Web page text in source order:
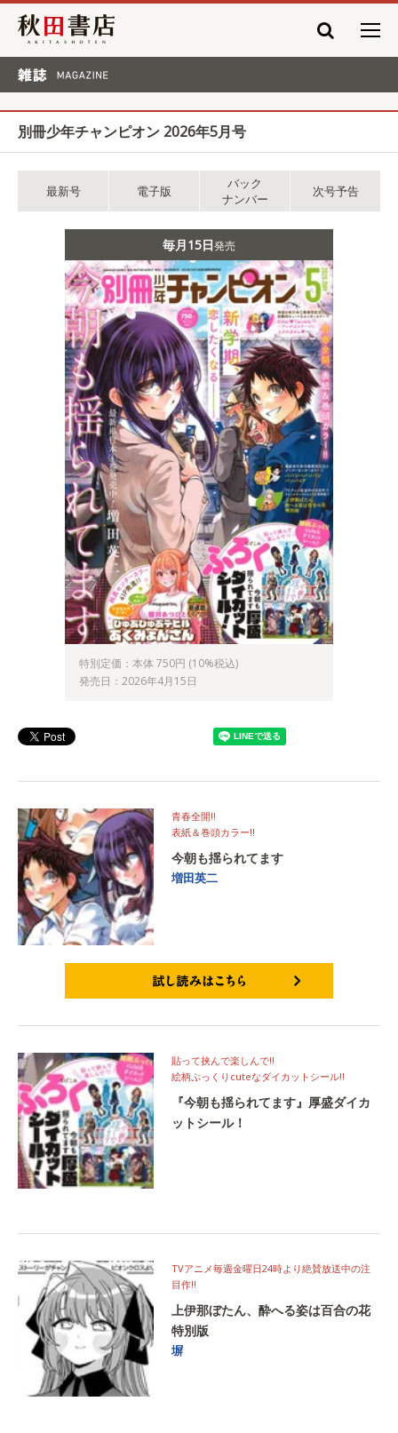
秋田書店
別冊少年チャンピオン 2026年5月号
最新号 電子版
バック
ナンバー
次号予告
毎月15日発売
特別定価：本体 750円 (10%税込)
発売日：2026年4月15日
青春全開!!
表紙＆巻頭カラー!!
今朝も揺られてます
増田英二
貼って挟んで楽しんで!!
絵柄ぷっくりcuteなダイカットシール!!
『今朝も揺られてます』厚盛ダイカ
ットシール！
TVアニメ毎週金曜日24時より絶賛放送中の注
目作!!
上伊那ぼたん、酔へる姿は百合の花
特別版
塀